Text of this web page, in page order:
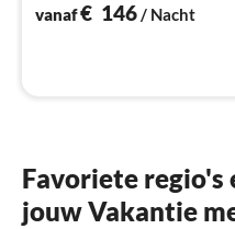
vanaf€ 146/ Nacht
Favoriete regio's
jouw Vakantie